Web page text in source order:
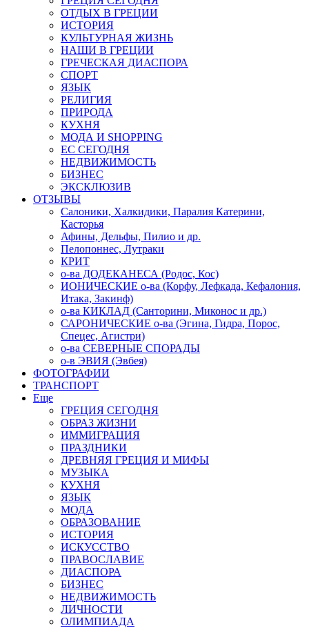
ОТДЫХ В ГРЕЦИИ
ИСТОРИЯ
КУЛЬТУРНАЯ ЖИЗНЬ
НАШИ В ГРЕЦИИ
ГРЕЧЕСКАЯ ДИАСПОРА
СПОРТ
ЯЗЫК
РЕЛИГИЯ
ПРИРОДА
КУХНЯ
МОДА И SHOPPING
ЕС СЕГОДНЯ
НЕДВИЖИМОСТЬ
БИЗНЕС
ЭКСКЛЮЗИВ
ОТЗЫВЫ
Салоники, Халкидики, Паралия Катерини,
Касторья
Афины, Дельфы, Пилио и др.
Пелопоннес, Лутраки
КРИТ
о-ва ДОДЕКАНЕСА (Родос, Кос)
ИОНИЧЕСКИЕ о-ва (Корфу, Лефкада, Кефалония,
Итака, Закинф)
о-ва КИКЛАД (Санторини, Миконос и др.)
САРОНИЧЕСКИЕ о-ва (Эгина, Гидра, Порос,
Спецес, Агистри)
о-ва СЕВЕРНЫЕ СПОРАДЫ
о-в ЭВИЯ (Эвбея)
ФОТОГРАФИИ
ТРАНСПОРТ
Еще
ГРЕЦИЯ СЕГОДНЯ
ОБРАЗ ЖИЗНИ
ИММИГРАЦИЯ
ПРАЗДНИКИ
ДРЕВНЯЯ ГРЕЦИЯ И МИФЫ
МУЗЫКА
КУХНЯ
ЯЗЫК
МОДА
ОБРАЗОВАНИЕ
ИСТОРИЯ
ИСКУССТВО
ПРАВОСЛАВИЕ
ДИАСПОРА
БИЗНЕС
НЕДВИЖИМОСТЬ
ЛИЧНОСТИ
ОЛИМПИАДА